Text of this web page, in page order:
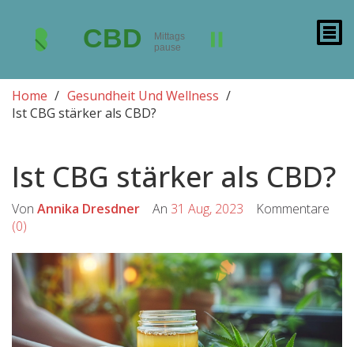
Home
Gesundheit Und Wellness
Ist CBG stärker als CBD?
Ist CBG stärker als CBD?
Von Annika Dresdner An 31 Aug, 2023 Kommentare
(0)